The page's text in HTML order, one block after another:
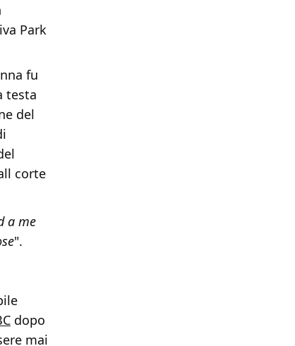
Park
fu
testa
del
corte
a me
".
dopo
mai